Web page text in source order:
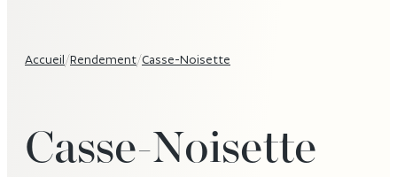
Casse-Noisette
Accueil/Rendement/Casse-Noisette